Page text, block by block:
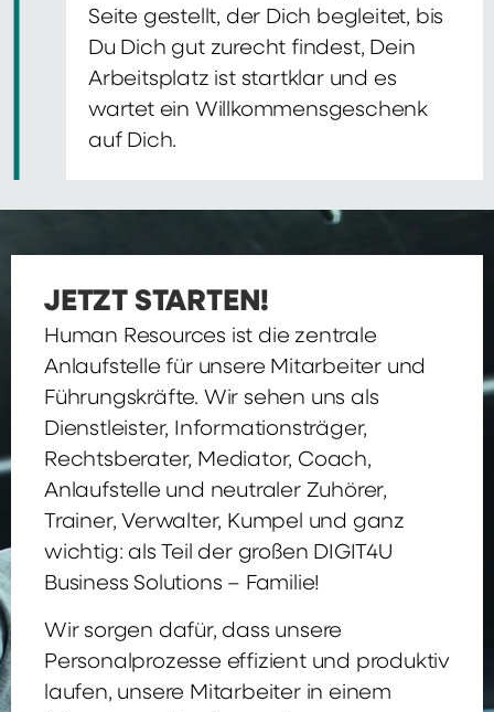
Seite gestellt, der Dich begleitet, bis
Du Dich gut zurecht findest, Dein
Arbeitsplatz ist startklar und es
wartet ein Willkommensgeschenk
auf Dich.
JETZT STARTEN!
Human Resources ist die zentrale
Anlaufstelle für unsere Mitarbeiter und
Führungskräfte. Wir sehen uns als
Dienstleister, Informationsträger,
Rechtsberater, Mediator, Coach,
Anlaufstelle und neutraler Zuhörer,
Trainer, Verwalter, Kumpel und ganz
wichtig: als Teil der großen DIGIT4U
Business Solutions – Familie!
Wir sorgen dafür, dass unsere
Personalprozesse effizient und produktiv
laufen, unsere Mitarbeiter in einem